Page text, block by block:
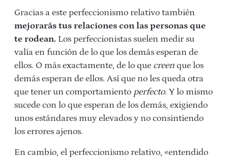
Gracias a este perfeccionismo relativo también
mejorarás tus relaciones con las personas que
te rodean. Los perfeccionistas suelen medir su
valía en función de lo que los demás esperan de
ellos. O más exactamente, de lo que creen que los
demás esperan de ellos. Así que no les queda otra
que tener un comportamiento perfecto. Y lo mismo
sucede con lo que esperan de los demás, exigiendo
unos estándares muy elevados y no consintiendo
los errores ajenos.
En cambio, el perfeccionismo relativo, «entendido